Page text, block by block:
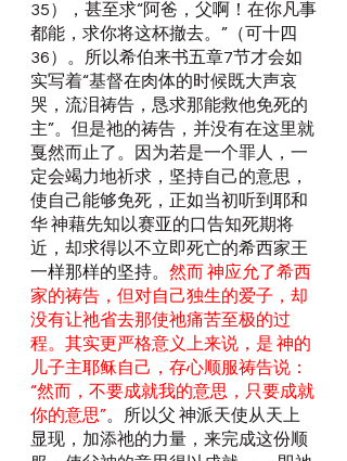
35），甚至求“阿爸，父啊！在你凡事
都能，求你将这杯撤去。”（可十四
36）。所以希伯来书五章7节才会如
实写着“基督在肉体的时候既大声哀
哭，流泪祷告，恳求那能救他免死的
主”。但是祂的祷告，并没有在这里就
戛然而止了。因为若是一个罪人，一
定会竭力地祈求，坚持自己的意思，
使自己能够免死，正如当初听到耶和
华 神藉先知以赛亚的口告知死期将
近，却求得以不立即死亡的希西家王
一样那样的坚持。 然而 神应允了希西
家的祷告，但对自己独生的爱子，却
没有让祂省去那使祂痛苦至极的过
程。其实更严格意义上来说，是 神的
儿子主耶稣自己，存心顺服祷告说：
“然而，不要成就我的意思，只要成就
你的意思”。所以父 神派天使从天上
显现，加添祂的力量，来完成这份顺